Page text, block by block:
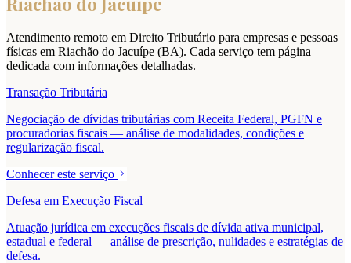
Atendimento remoto em Direito Tributário para empresas e pessoas
físicas em Riachão do Jacuípe (BA). Cada serviço tem página
dedicada com informações detalhadas.
Transação Tributária
Negociação de dívidas tributárias com Receita Federal, PGFN e
procuradorias fiscais — análise de modalidades, condições e
regularização fiscal.
Conhecer este serviço
Defesa em Execução Fiscal
Atuação jurídica em execuções fiscais de dívida ativa municipal,
estadual e federal — análise de prescrição, nulidades e estratégias de
defesa.